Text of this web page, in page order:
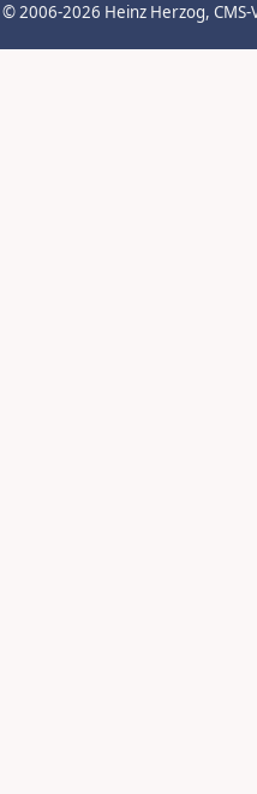
© 2006-2026 Heinz Herzog,